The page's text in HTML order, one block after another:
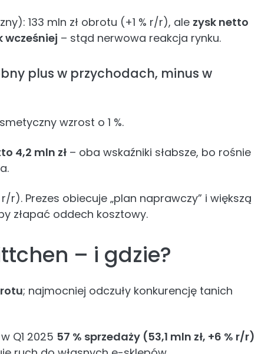
133 mln zł obrotu (+1 % r/r), ale zysk netto
wcześniej – stąd nerwowa reakcja rynku.
plus w przychodach, minus w
wzrost o 1 %.
4,2 mln zł – oba wskaźniki słabsze, bo rośnie
r). Prezes obiecuje „plan naprawczy” i większą
złapać oddech kosztowy.
– i gdzie?
; najmocniej odczuły konkurencję tanich
Q1 2025 57 % sprzedaży (53,1 mln zł, +6 % r/r)